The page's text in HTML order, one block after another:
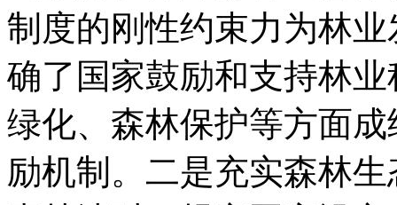
制度的刚性约束力为林
确了国家鼓励和支持林
绿化、森林保护等方面
励机制。二是充实森林